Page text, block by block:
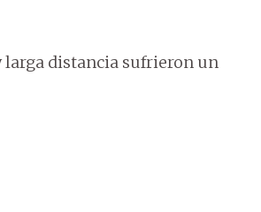
larga distancia sufrieron un